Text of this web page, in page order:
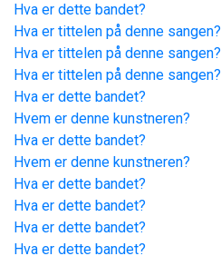
Hva er dette bandet?
Hva er tittelen på denne sangen?
Hva er tittelen på denne sangen?
Hva er tittelen på denne sangen?
Hva er dette bandet?
Hvem er denne kunstneren?
Hva er dette bandet?
Hvem er denne kunstneren?
Hva er dette bandet?
Hva er dette bandet?
Hva er dette bandet?
Hva er dette bandet?